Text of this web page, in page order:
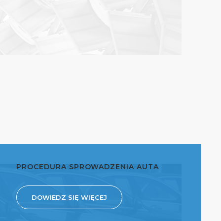
PROCEDURA SPROWADZENIA AUTA
DOWIEDZ SIĘ WIĘCEJ